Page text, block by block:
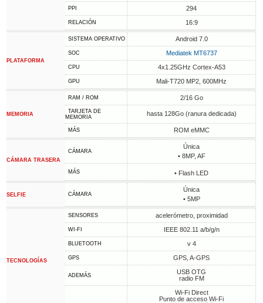
PPI 294
RELACIÓN 16:9
PLATAFORMA
SISTEMA OPERATIVO Android 7.0
SOC Mediatek MT6737
CPU 4x1.25GHz Cortex-A53
GPU Mali-T720 MP2, 600MHz
MEMORIA
RAM / ROM 2/16 Go
TARJETA DE
MEMORIA
hasta 128Go (ranura dedicada)
MÁS ROM eMMC
CÁMARA TRASERA
CÁMARA
Única
• 8MP, AF
MÁS • Flash LED
SELFIE CÁMARA
Única
• 5MP
TECNOLOGÍAS
SENSORES acelerómetro, proximidad
WI-FI IEEE 802.11 a/b/g/n
BLUETOOTH v 4
GPS GPS, A-GPS
ADEMÁS
USB OTG
radio FM
Wi-Fi Direct
Punto de acceso Wi-Fi